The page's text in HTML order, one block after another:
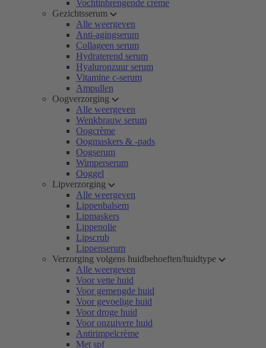
Vochtinbrengende crème
Gezichtsserum
Alle weergeven
Anti-agingserum
Collageen serum
Hydraterend serum
Hyaluronzuur serum
Vitamine c-serum
Ampullen
Oogverzorging
Alle weergeven
Wenkbrauw serum
Oogcrème
Oogmaskers & -pads
Oogserum
Wimperserum
Ooggel
Lipverzorging
Alle weergeven
Lippenbalsem
Lipmaskers
Lippenolie
Lipscrub
Lippenserum
Verzorging volgens huidbehoeften/huidtype
Alle weergeven
Voor vette huid
Voor gemengde huid
Voor gevoelige huid
Voor droge huid
Voor onzuivere huid
Antirimpelcrème
Met spf